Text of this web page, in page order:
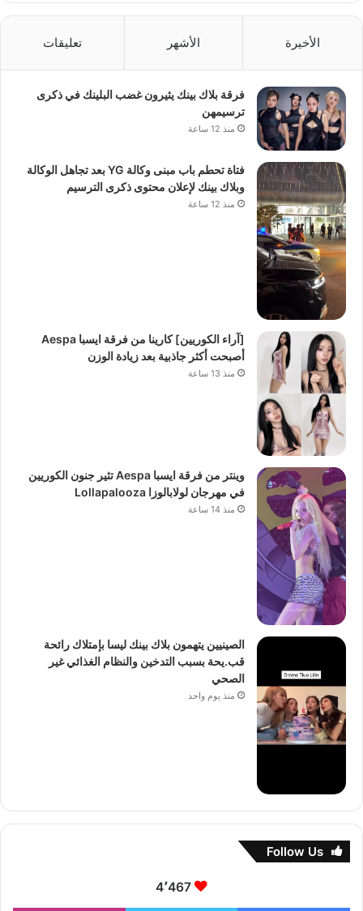
الأخيرة الأشهر تعليقات
فرقة بلاك بينك يثيرون غضب البلينك في ذكرى
ترسيمهن
منذ 12 ساعة
فتاة تحطم باب مبنى وكالة YG بعد تجاهل الوكالة
وبلاك بينك لإعلان محتوى ذكرى الترسيم
منذ 12 ساعة
[آراء الكوريين] كارينا من فرقة ايسبا Aespa
أصبحت أكثر جاذبية بعد زيادة الوزن
منذ 13 ساعة
وينتر من فرقة ايسبا Aespa تثير جنون الكوريين
في مهرجان لولابالوزا Lollapalooza
منذ 14 ساعة
الصينيين يتهمون بلاك بينك ليسا بإمتلاك رائحة
قب.يحة بسبب التدخين والنظام الغذائي غير
الصحي
منذ يوم واحد
Follow Us
4٬467